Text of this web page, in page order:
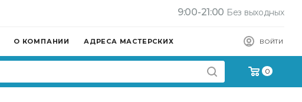
9:00-21:00 Без выходных
ВОЙТИ
О КОМПАНИИ АДРЕСА МАСТЕРСКИХ
0